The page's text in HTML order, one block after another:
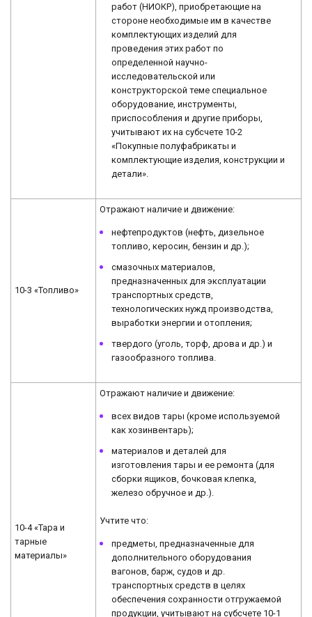
работ (НИОКР), приобретающие на
стороне необходимые им в качестве
комплектующих изделий для
проведения этих работ по
определенной научно-
исследовательской или
конструкторской теме специальное
оборудование, инструменты,
приспособления и другие приборы,
учитывают их на субсчете 10-2
«Покупные полуфабрикаты и
комплектующие изделия, конструкции и
детали».
10-3 «Топливо»
Отражают наличие и движение:
нефтепродуктов (нефть, дизельное
топливо, керосин, бензин и др.);
смазочных материалов,
предназначенных для эксплуатации
транспортных средств,
технологических нужд производства,
выработки энергии и отопления;
твердого (уголь, торф, дрова и др.) и
газообразного топлива.
10-4 «Тара и
тарные
материалы»
Отражают наличие и движение:
всех видов тары (кроме используемой
как хозинвентарь);
материалов и деталей для
изготовления тары и ее ремонта (для
сборки ящиков, бочковая клепка,
железо обручное и др.).
Учтите что:
предметы, предназначенные для
дополнительного оборудования
вагонов, барж, судов и др.
транспортных средств в целях
обеспечения сохранности отгружаемой
продукции, учитывают на субсчете 10-1